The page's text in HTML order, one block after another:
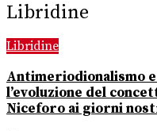
Libridine
Libridine
Antimeriodionalismo
l’evoluzione del
Niceforo ai giorni